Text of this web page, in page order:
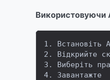
Використовуючи
1. Встановіть
2. Відкрийте
3. Виберіть
4. Завантажте